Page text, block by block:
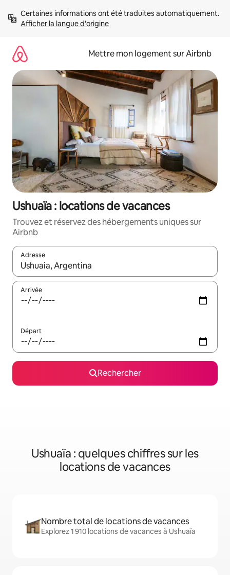
directement
Afficher la langue d'origine
Mettre mon logement sur Airbnb
Ushuaïa : locations de vacances
Trouvez et réservez des hébergements uniques sur
Airbnb
Adresse
Lorsque les résultats s'affichent, utilisez les flèches vers le
Arrivée
Départ
Rechercher
Ushuaïa : quelques chiffres sur les
locations de vacances
Nombre total de locations de vacances
Explorez 1 910 locations de vacances à Ushuaïa